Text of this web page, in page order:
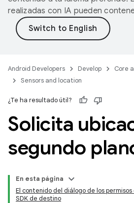
realizadas con IA pueden
Android Developers Develop
Core
Sensors and location
¿Te ha resultado útil?
Solicita
segundo
En esta página
El contenido del diálogo de los
SDK de destino